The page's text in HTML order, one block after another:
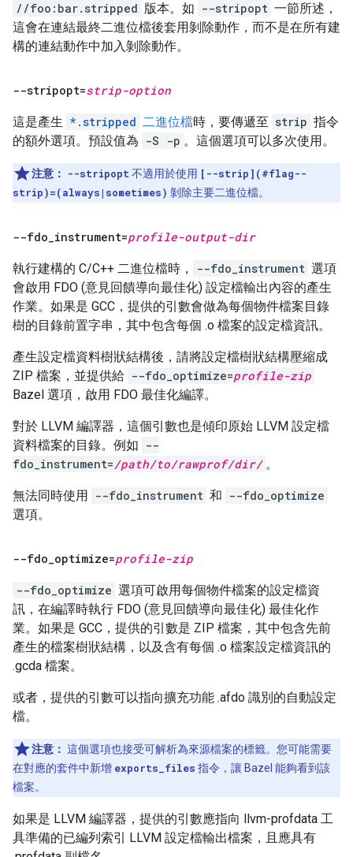
//foo:bar.stripped 版本。如 --stripopt 一節所述，
這會在連結最終二進位檔後套用剝除動作，而不是在所有建
構的連結動作中加入剝除動作。
--stripopt=strip-option
這是產生 *.stripped 二進位檔時，要傳遞至 strip 指令
的額外選項。預設值為 -S -p 。這個選項可以多次使用。
注意： --stripopt 不適用於使用 [--strip](#flag--
strip)=(always|sometimes) 剝除主要二進位檔。
--fdo_instrument=profile-output-dir
執行建構的 C/C++ 二進位檔時， --fdo_instrument 選項
會啟用 FDO (意見回饋導向最佳化) 設定檔輸出內容的產生
作業。如果是 GCC，提供的引數會做為每個物件檔案目錄
樹的目錄前置字串，其中包含每個 .o 檔案的設定檔資訊。
產生設定檔資料樹狀結構後，請將設定檔樹狀結構壓縮成
ZIP 檔案，並提供給 --fdo_optimize=profile-zip
Bazel 選項，啟用 FDO 最佳化編譯。
對於 LLVM 編譯器，這個引數也是傾印原始 LLVM 設定檔
資料檔案的目錄。例如 --
fdo_instrument=/path/to/rawprof/dir/ 。
無法同時使用 --fdo_instrument 和 --fdo_optimize
選項。
--fdo_optimize=profile-zip
--fdo_optimize 選項可啟用每個物件檔案的設定檔資
訊，在編譯時執行 FDO (意見回饋導向最佳化) 最佳化作
業。如果是 GCC，提供的引數是 ZIP 檔案，其中包含先前
產生的檔案樹狀結構，以及含有每個 .o 檔案設定檔資訊的
.gcda 檔案。
或者，提供的引數可以指向擴充功能 .afdo 識別的自動設定
檔。
注意： 這個選項也接受可解析為來源檔案的標籤。您可能需要
在對應的套件中新增 exports_files 指令，讓 Bazel 能夠看到該
檔案。
如果是 LLVM 編譯器，提供的引數應指向 llvm-profdata 工
具準備的已編列索引 LLVM 設定檔輸出檔案，且應具有